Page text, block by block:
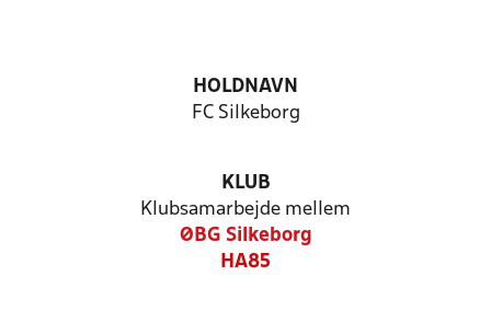
HOLDNAVN
FC Silkeborg
KLUB
Klubsamarbejde mellem
ØBG Silkeborg
HA85